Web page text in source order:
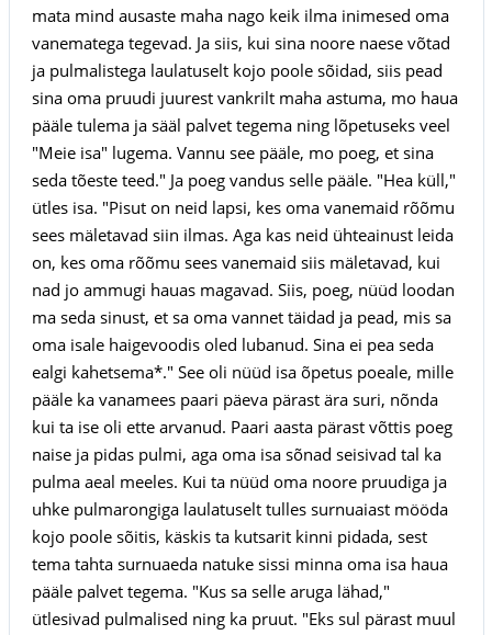
mata mind ausaste maha nago keik ilma inimesed oma
vanematega tegevad. Ja siis, kui sina noore naese võtad
ja pulmalistega laulatuselt kojo poole sõidad, siis pead
sina oma pruudi juurest vankrilt maha astuma, mo haua
pääle tulema ja sääl palvet tegema ning lõpetuseks veel
"Meie isa" lugema. Vannu see pääle, mo poeg, et sina
seda tõeste teed." Ja poeg vandus selle pääle. "Hea küll,"
ütles isa. "Pisut on neid lapsi, kes oma vanemaid rõõmu
sees mäletavad siin ilmas. Aga kas neid ühteainust leida
on, kes oma rõõmu sees vanemaid siis mäletavad, kui
nad jo ammugi hauas magavad. Siis, poeg, nüüd loodan
ma seda sinust, et sa oma vannet täidad ja pead, mis sa
oma isale haigevoodis oled lubanud. Sina ei pea seda
ealgi kahetsema*." See oli nüüd isa õpetus poeale, mille
pääle ka vanamees paari päeva pärast ära suri, nõnda
kui ta ise oli ette arvanud. Paari aasta pärast võttis poeg
naise ja pidas pulmi, aga oma isa sõnad seisivad tal ka
pulma aeal meeles. Kui ta nüüd oma noore pruudiga ja
uhke pulmarongiga laulatuselt tulles surnuaiast mööda
kojo poole sõitis, käskis ta kutsarit kinni pidada, sest
tema tahta surnuaeda natuke sissi minna oma isa haua
pääle palvet tegema. "Kus sa selle aruga lähad,"
ütlesivad pulmalised ning ka pruut. "Eks sul pärast muul